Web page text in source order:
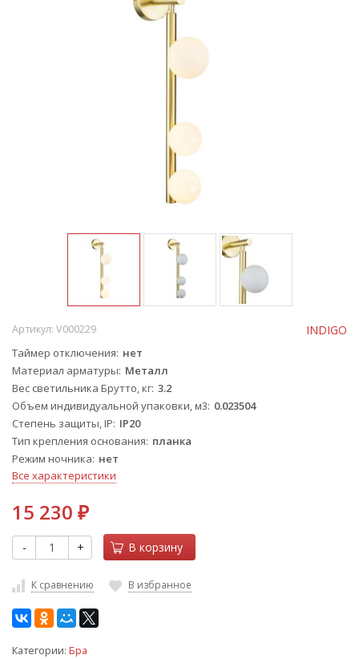
INDIGO
Артикул: V000229
Таймер отключения нет
Материал арматуры Металл
Вес светильника Брутто, кг 3.2
Объем индивидуальной упаковки, м3 0.023504
Степень защиты, IP IP20
Тип крепления основания планка
Режим ночника нет
Все характеристики
15 230 ₽
- + В корзину
К сравнению В избранное
Категории: Бра